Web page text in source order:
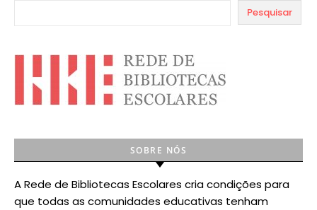
Pesquisar
SOBRE NÓS
A Rede de Bibliotecas Escolares cria condições para
que todas as comunidades educativas tenham